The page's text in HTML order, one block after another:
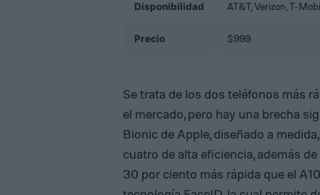
Disponibilidad AT&T, Verizon T-
Precio $999
Se trata de los dos teléfonos más
el mercado, pero hay una brecha
Bionic de Apple, diseñado a
cuatro de alta eficiencia, además
30 por ciento más rápida que el